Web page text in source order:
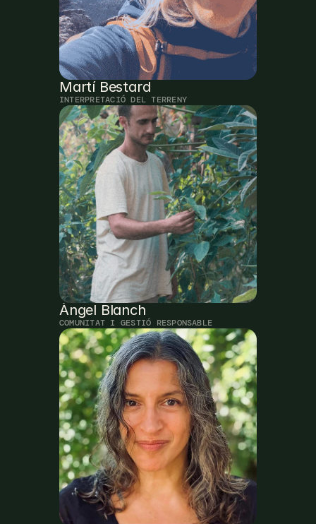
Martí Bestard
INTERPRETACIÓ DEL TERRENY
Àngel Blanch
COMUNITAT I GESTIÓ RESPONSABLE